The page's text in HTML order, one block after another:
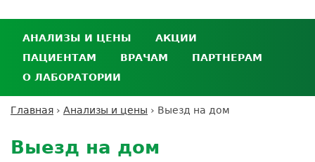
АНАЛИЗЫ И ЦЕНЫ
Анализы и цены
Где сдать анализы
Выезд на дом
Расшифровка анализов
АКЦИИ
ПАЦИЕНТАМ
Личный кабинет пациента
Дисконтная программа
Обратная связь
ВРАЧАМ
Сотрудничество
лабораторию
ПАРТНЕРАМ
кабинет
партнёра
О ЛАБОРАТОРИИ
Вакансии
здесь
Главная › Анализы и цены › Выезд на дом
to
top
Выезд на дом